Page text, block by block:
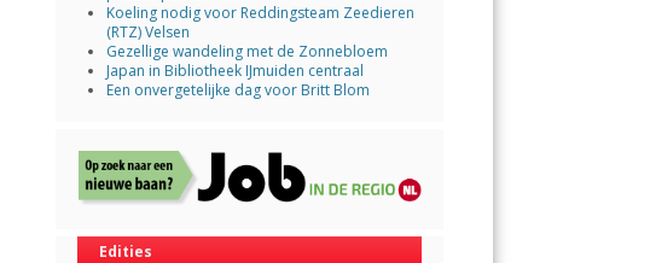
Koeling nodig voor Reddingsteam Zeedieren
(RTZ) Velsen
Gezellige wandeling met de Zonnebloem
Japan in Bibliotheek IJmuiden centraal
Een onvergetelijke dag voor Britt Blom
Edities